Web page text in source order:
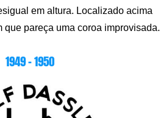
em altura. Localizado acima
que pareça uma coroa improvisada.
1949 – 1950